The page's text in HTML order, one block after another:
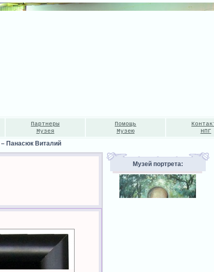
Партнеры
Музея
Помощь
Музею
НПГ
– Панасюк Виталий
Музей портрета: